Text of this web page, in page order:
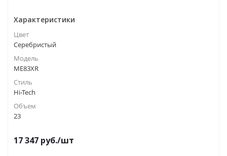
Характеристики
Цвет
Серебристый
Модель
ME83XR
Стиль
Hi-Tech
Объем
23
17 347 руб./шт